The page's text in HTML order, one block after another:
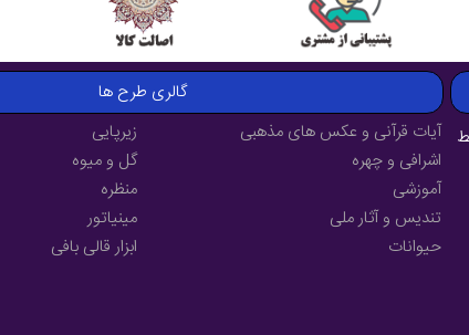
گالری طرح ها
آیات قرآنی و عکس های مذهبی
اشرافی و چهره
آموزشی
تندیس و آثار ملی
حیوانات
زیرپایی
گل و میوه
منظره
مینیاتور
ابزار قالی بافی